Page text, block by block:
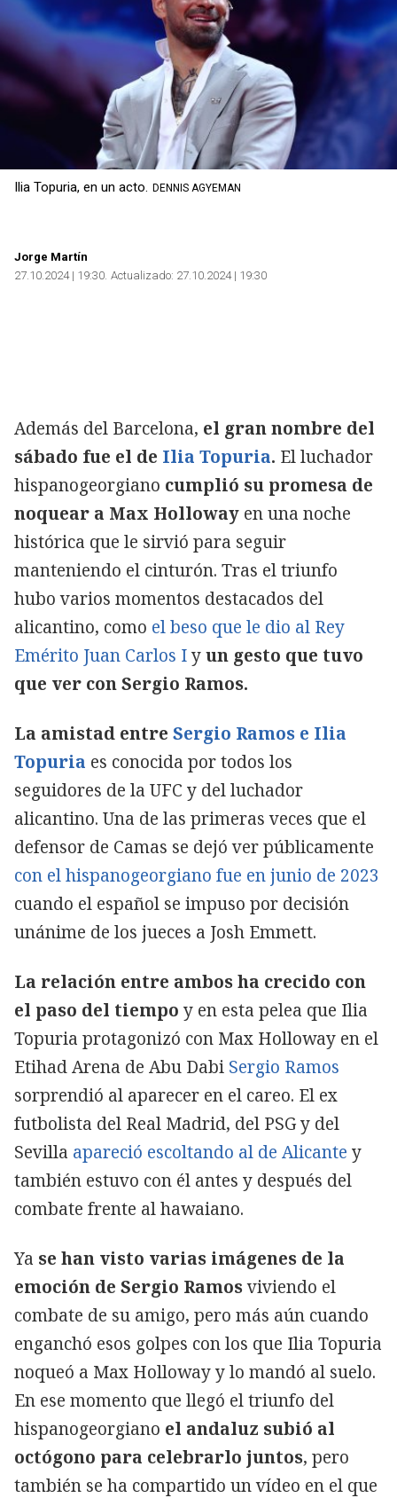
Ilia Topuria, en un acto. DENNIS AGYEMAN
Jorge Martín
27.10.2024 | 19:30 Actualizado: 27.10.2024 | 19:30
Además del Barcelona, el gran nombre del
sábado fue el de Ilia Topuria. El luchador
hispanogeorgiano cumplió su promesa de
noquear a Max Holloway en una noche
histórica que le sirvió para seguir
manteniendo el cinturón. Tras el triunfo
hubo varios momentos destacados del
alicantino, como el beso que le dio al Rey
Emérito Juan Carlos Iyun gesto que tuvo
que ver con Sergio Ramos.
La amistad entre Sergio Ramos e Ilia
Topuria es conocida por todos los
seguidores de la UFC y del luchador
alicantino. Una de las primeras veces que el
defensor de Camas se dejó ver públicamente
con el hispanogeorgiano fue en junio de 2023
cuando el español se impuso por decisión
unánime de los jueces a Josh Emmett.
La relación entre ambos ha crecido con
el paso del tiempo y en esta pelea que Ilia
Topuria protagonizó con Max Holloway en el
Etihad Arena de Abu Dabi Sergio Ramos
sorprendió al aparecer en el careo. El ex
futbolista del Real Madrid, del PSG y del
Sevilla apareció escoltando al de Alicante y
también estuvo con él antes y después del
combate frente al hawaiano.
Ya se han visto varias imágenes de la
emoción de Sergio Ramosviviendo el
combate de su amigo, pero más aún cuando
enganchó esos golpes con los que Ilia Topuria
noqueó a Max Holloway y lo mandó al suelo.
En ese momento que llegó el triunfo del
hispanogeorgiano el andaluz subió al
octógono para celebrarlo juntos, pero
también se ha compartido un vídeo en el que